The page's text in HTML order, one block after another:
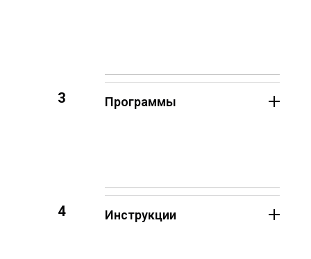
3 Программы
4 Инструкции